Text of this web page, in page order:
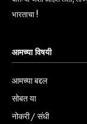
भारताचा !
आमच्या विषयी
आमच्या बद्दल
सोबत या
नोकरी / संधी